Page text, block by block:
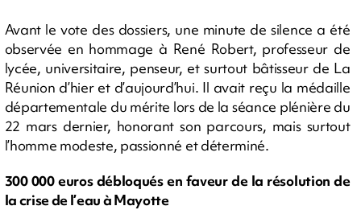
Avant le vote des dossiers, une minute de silence a été
observée en hommage à René Robert, professeur de
lycée, universitaire, penseur, et surtout bâtisseur de La
Réunion d’hier et d’aujourd’hui. Il avait reçu la médaille
départementale du mérite lors de la séance plénière du
22 mars dernier, honorant son parcours, mais surtout
l’homme modeste, passionné et déterminé.
300 000 euros débloqués en faveur de la résolution de
la crise de l’eau à Mayotte